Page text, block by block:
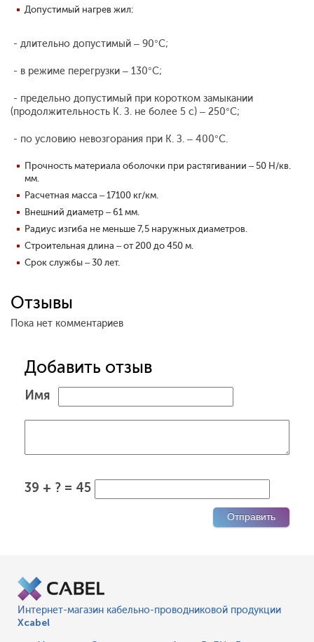
Допустимый нагрев жил:
- длительно допустимый – 90°С;
- в режиме перегрузки – 130°С;
- предельно допустимый при коротком замыкании
(продолжительность К. З. не более 5 с) – 250°С;
- по условию невозгорания при К. З. – 400°С.
Прочность материала оболочки при растягивании – 50 Н/кв.
мм.
Расчетная масса – 17100 кг/км.
Внешний диаметр – 61 мм.
Радиус изгиба не меньше 7,5 наружных диаметров.
Строительная длина – от 200 до 450 м.
Срок службы – 30 лет.
Отзывы
Пока нет комментариев
Добавить отзыв
Имя
39 + ? = 45
Интернет-магазин кабельно-проводниковой продукции
Xcabel